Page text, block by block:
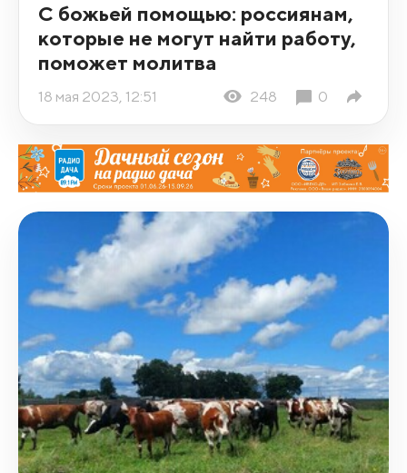
С божьей помощью: россиянам,
которые не могут найти работу,
поможет молитва
18 мая 2023, 12:51 248 0